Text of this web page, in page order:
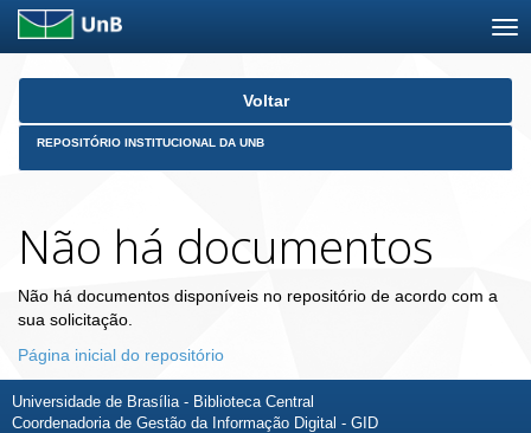
Skip
Voltar
REPOSITÓRIO INSTITUCIONAL DA UNB
Não há documentos
Não há documentos disponíveis no repositório de acordo com a
sua solicitação.
Página inicial do repositório
Universidade de Brasília - Biblioteca Central
Coordenadoria de Gestão da Informação Digital - GID